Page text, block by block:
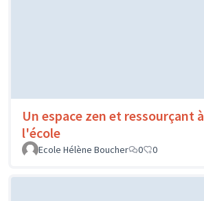
Un espace zen et ressourçant à
l'école
Ecole Hélène Boucher
0 0